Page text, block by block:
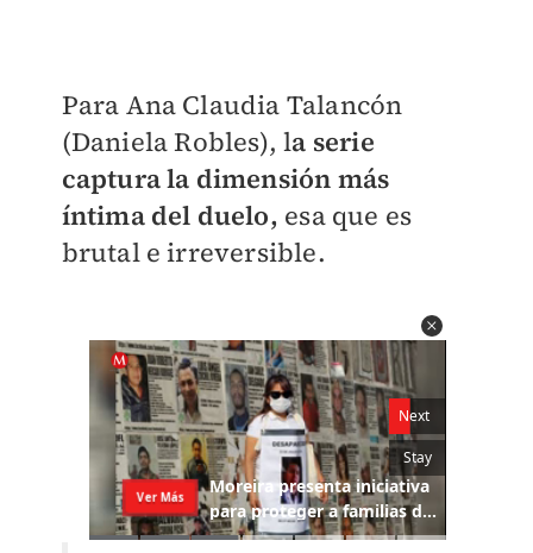
Para Ana Claudia Talancón
(Daniela Robles), la serie
captura la dimensión más
íntima del duelo, esa que es
brutal e irreversible.